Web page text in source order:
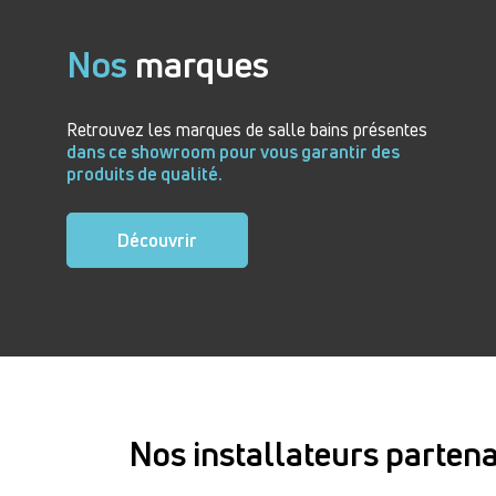
Nos marques
Retrouvez les marques de salle bains présentes
dans ce showroom pour vous garantir des
produits de qualité.
Découvrir
Nos installateurs